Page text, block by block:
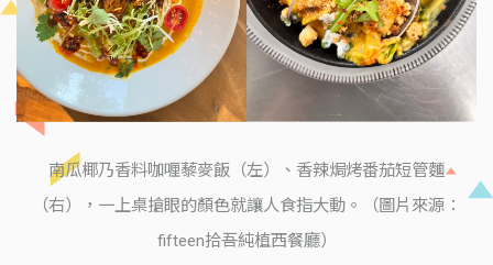
南瓜椰乃香料咖喱藜麥飯（左）、香辣焗烤番茄短管麵
（右），一上桌搶眼的顏色就讓人食指大動。（圖片來源：
fifteen拾吾純植西餐廳）